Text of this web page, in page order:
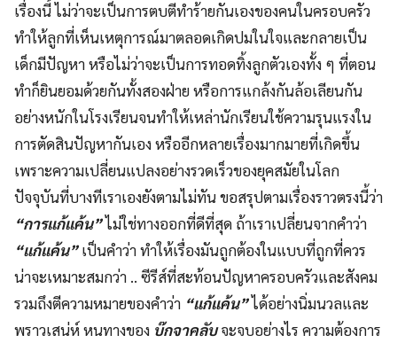
เรื่องนี้ ไม่ว่าจะเป็นการตบตีทำร้ายกันเองของคนในครอบครัว
ทำให้ลูกที่เห็นเหตุการณ์มาตลอดเกิดปมในใจและกลายเป็น
เด็กมีปัญหา หรือไม่ว่าจะเป็นการทอดทิ้งลูกตัวเองทั้ง ๆ ที่ตอน
ทำก็ยินยอมด้วยกันทั้งสองฝ่าย หรือการแกล้งกันล้อเลียนกัน
อย่างหนักในโรงเรียนจนทำให้เหล่านักเรียนใช้ความรุนแรงใน
การตัดสินปัญหากันเอง หรืออีกหลายเรื่องมากมายที่เกิดขึ้น
เพราะความเปลี่ยนแปลงอย่างรวดเร็วของยุคสมัยในโลก
ปัจจุบันที่บางทีเราเองยังตามไม่ทัน ขอสรุปตามเรื่องราวตรงนี้ว่า
“การแก้แค้น”ไม่ใช่ทางออกที่ดีที่สุด ถ้าเราเปลี่ยนจากคำว่า
“แก้แค้น” เป็นคำว่า ทำให้เรื่องมันถูกต้องในแบบที่ถูกที่ควร
น่าจะเหมาะสมกว่า .. ซีรีส์ที่สะท้อนปัญหาครอบครัวและสังคม
รวมถึงตีความหมายของคำว่า “แก้แค้น”ได้อย่างนิ่มนวลและ
พราวเสน่ห์ หนทางของ บ๊กจาคลับ จะจบอย่างไร ความต้องการ